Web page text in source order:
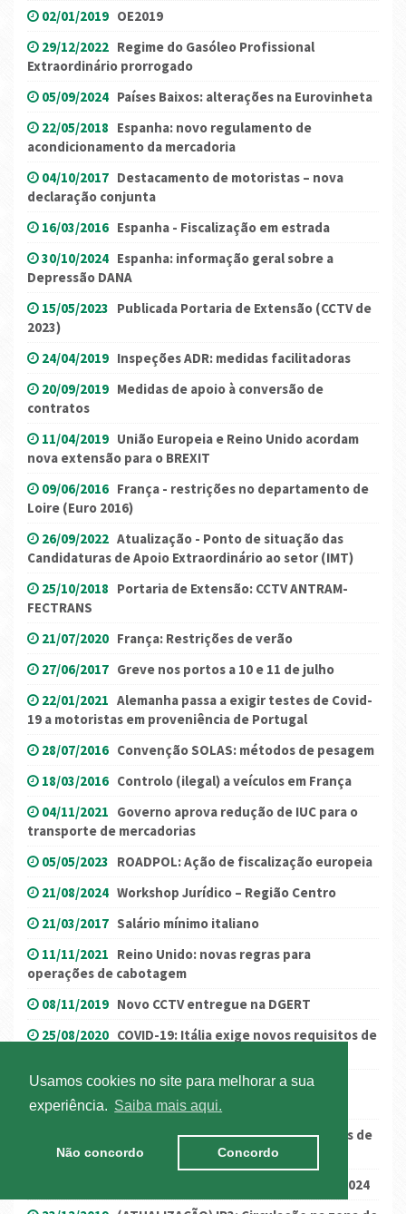
Usamos cookies no site para melhorar a sua
experiência.
Saiba mais aqui.
Não concordo Concordo
02/01/2019 OE2019
29/12/2022 Regime do Gasóleo Profissional
Extraordinário prorrogado
05/09/2024 Países Baixos: alterações na Eurovinheta
22/05/2018 Espanha: novo regulamento de
acondicionamento da mercadoria
04/10/2017 Destacamento de motoristas – nova
declaração conjunta
16/03/2016 Espanha - Fiscalização em estrada
30/10/2024 Espanha: informação geral sobre a
Depressão DANA
15/05/2023 Publicada Portaria de Extensão (CCTV de
2023)
24/04/2019 Inspeções ADR: medidas facilitadoras
20/09/2019 Medidas de apoio à conversão de
contratos
11/04/2019 União Europeia e Reino Unido acordam
nova extensão para o BREXIT
09/06/2016 França - restrições no departamento de
Loire (Euro 2016)
26/09/2022 Atualização - Ponto de situação das
Candidaturas de Apoio Extraordinário ao setor (IMT)
25/10/2018 Portaria de Extensão: CCTV ANTRAM-
FECTRANS
21/07/2020 França: Restrições de verão
27/06/2017 Greve nos portos a 10 e 11 de julho
22/01/2021 Alemanha passa a exigir testes de Covid-
19 a motoristas em proveniência de Portugal
28/07/2016 Convenção SOLAS: métodos de pesagem
18/03/2016 Controlo (ilegal) a veículos em França
04/11/2021 Governo aprova redução de IUC para o
transporte de mercadorias
05/05/2023 ROADPOL: Ação de fiscalização europeia
21/08/2024 Workshop Jurídico – Região Centro
21/03/2017 Salário mínimo italiano
11/11/2021 Reino Unido: novas regras para
operações de cabotagem
08/11/2019 Novo CCTV entregue na DGERT
25/08/2020 COVID-19: Itália exige novos requisitos de
04/01/2021 Workshop “Alterações ao Código da
Estrada – Novas Regras para 2021”
Novo CCTV publicado em BTE/Sessões de
Esclarecimento
Jornadas Next Generation ANTRAM 2024